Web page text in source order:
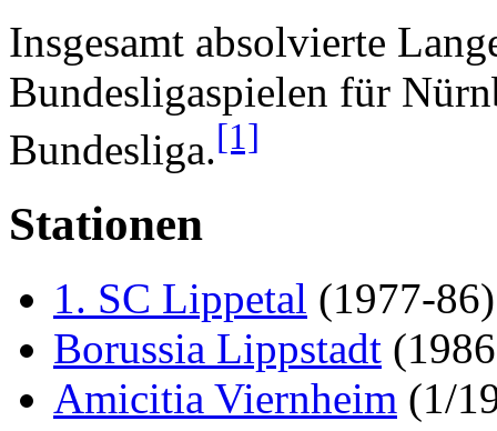
Insgesamt absolvierte
Bundesligaspielen für
Bundesliga.[1]
Stationen
1. SC Lippetal (1977-86)
Borussia Lippstadt
Amicitia Viernheim (1/